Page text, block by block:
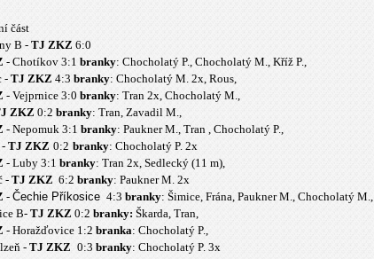
část
B -TJ ZKZ 6:0
- Chotíkov 3:1 branky: Chocholatý P., Chocholatý M., Kříž P.,
-TJ ZKZ 4:3 branky: Chocholatý M. 2x, Rous,
- Vejprnice 3:0 branky: Tran 2x, Chocholatý M.,
ZKZ 0:2 branky: Tran, Zavadil M.,
- Nepomuk 3:1 branky: Paukner M., Tran , Chocholatý P.,
- TJ ZKZ 0:2 branky: Chocholatý P. 2x
- Luby 3:1 branky: Tran 2x, Sedlecký (11 m),
-TJ ZKZ 6:2 branky: Paukner M. 2x
- Čechie Příkosice 4:3 branky: Šimice, Frána, Paukner M., Chocholatý M.,
B- TJ ZKZ 0:2 branky: Škarda, Tran,
- Horažďovice 1:2 branka: Chocholatý P.,
- TJ ZKZ 0:3 branky: Chocholatý P. 3x